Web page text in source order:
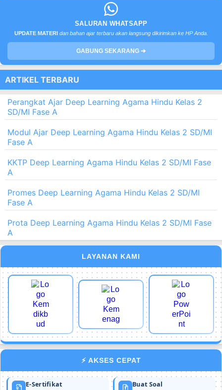
SALURAN WHATSAPP
UPDATE MATERI dan bahan ajar terbaru akan langsung dikirimkan ke HP Anda.
GABUNG SEKARANG ➔
ARTIKEL TERBARU
Perangkat Ajar Deep Learning Agama Hindu Kelas 2
SD/MI Fase A
Modul Ajar Deep Learning Agama Hindu Kelas 2 SD/MI
Fase A
KKTP Deep Learning Agama Hindu Kelas 2 SD/MI Fase
A
Promes Deep Learning Agama Hindu Kelas 2 SD/MI
Fase A
Prota Deep Learning Agama Hindu Kelas 2 SD/MI Fase
A
LAYANAN KAMI
⚡ AKSES CEPAT
E-Sertifikat Buat Soal